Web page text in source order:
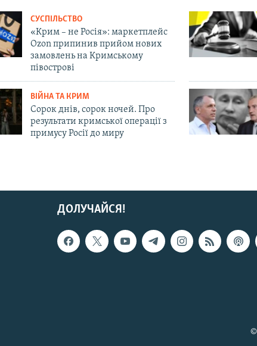
СУСПІЛЬСТВО
«Крим – не Росія»: маркетплейс
Ozon припинив прийом нових
замовлень на Кримському
півострові
ВІЙНА ТА КРИМ
Сорок днів, сорок ночей. Про
результати кримської операції з
примусу Росії до миру
ДОЛУЧАЙСЯ!
©